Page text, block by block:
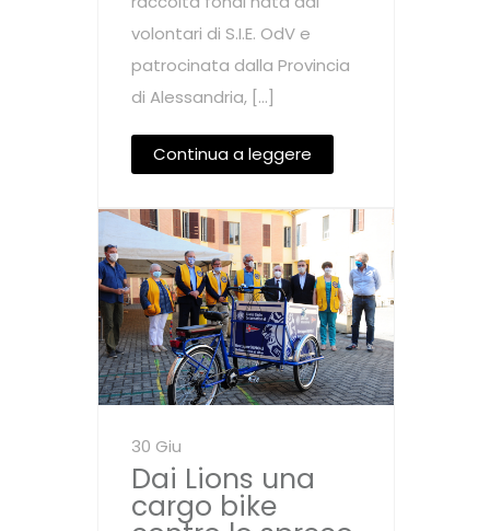
volontari di S.I.E. OdV e
patrocinata dalla Provincia
di Alessandria, […]
Continua a leggere
30 Giu
Dai Lions una
cargo bike